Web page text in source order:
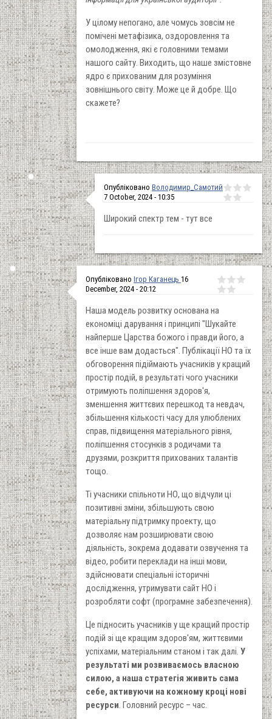
У цілому непогано, але чомусь зовсім не
помічені метафізика, оздоровлення та
омолодження, які є головними темами
нашого сайту. Виходить, що наше змістовне
ядро є прихованим для розуміння
зовнішнього світу. Може це й добре. Що
скажете?
Опубліковано Володимир_Самотий
7 October, 2024 - 10:35
Широкий спектр тем - тут все
Опубліковано Ігор Каганець 16
December, 2024 - 20:12
Наша модель розвитку основана на
економіці дарування і принципі "Шукайте
найперше Царства божого і правди його, а
все інше вам додасться". Публікації НО та їх
обговорення підіймають учасників у кращий
простір подій, в результаті чого учасники
отримують поліпшення здоров'я,
зменшення життєвих перешкод та невдач,
збільшення кількості часу для улюблених
справ, підвищення матеріального рівня,
поліпшення стосунків з родичами та
друзями, розкриття прихованих талантів
тощо.
Ті учасники спільноти НО, що відчули ці
позитивні зміни, збільшують свою
матеріальну підтримку проекту, що
дозволяє нам розширювати свою
діяльність, зокрема додавати озвучення та
відео, робити переклади на інші мови,
здійснювати спеціальні історичні
дослідження, утримувати сайт НО і
розробляти софт (програмне забезпечення).
Це підносить учасників у ще кращий простір
подій зі ще кращим здоров'ям, життєвими
успіхами, матеріальним станом і так далі. У
результаті ми розвиваємось власною
силою, а наша стратегія живить сама
себе, активуючи на кожному кроці нові
ресурси. Головний ресурс – час.